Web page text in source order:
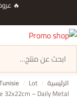
🔥
الرئيسية /
/ Lot
32x22cm – Daily Metal